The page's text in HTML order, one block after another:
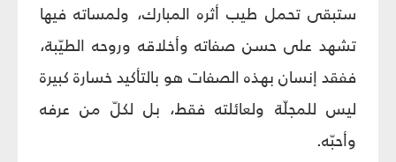
ستبقى تحمل طيب أثره المبارك، ولمساته فيها
تشهد على حسن صفاته وأخلاقه وروحه الطيّبة،
ففقد إنسان بهذه الصفات هو بالتأكيد خسارة كبيرة
ليس للمجلّة ولعائلته فقط، بل لكلّ من عرفه
وأحبّه.